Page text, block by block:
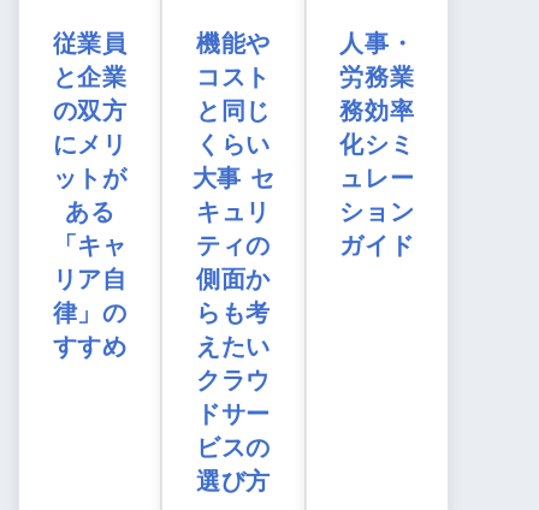
従業員
と企業
の双方
にメリ
ットが
ある
「キャ
リア自
律」の
すすめ
機能や
コスト
と同じ
くらい
大事 セ
キュリ
ティの
側面か
らも考
えたい
クラウ
ドサー
ビスの
選び方
人事・
労務業
務効率
化シミ
ュレー
ション
ガイド